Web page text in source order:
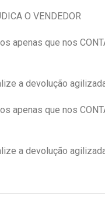
O VENDEDOR
apenas que nos
a devolução
apenas que nos
a devolução